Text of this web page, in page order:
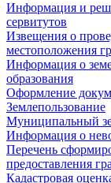
Информация и
сервитутов
Извещения о
местоположения
Информация о
образования
Оформление
Землепользование
Муниципальный
Информация о
Перечень
предоставления
Кадастровая